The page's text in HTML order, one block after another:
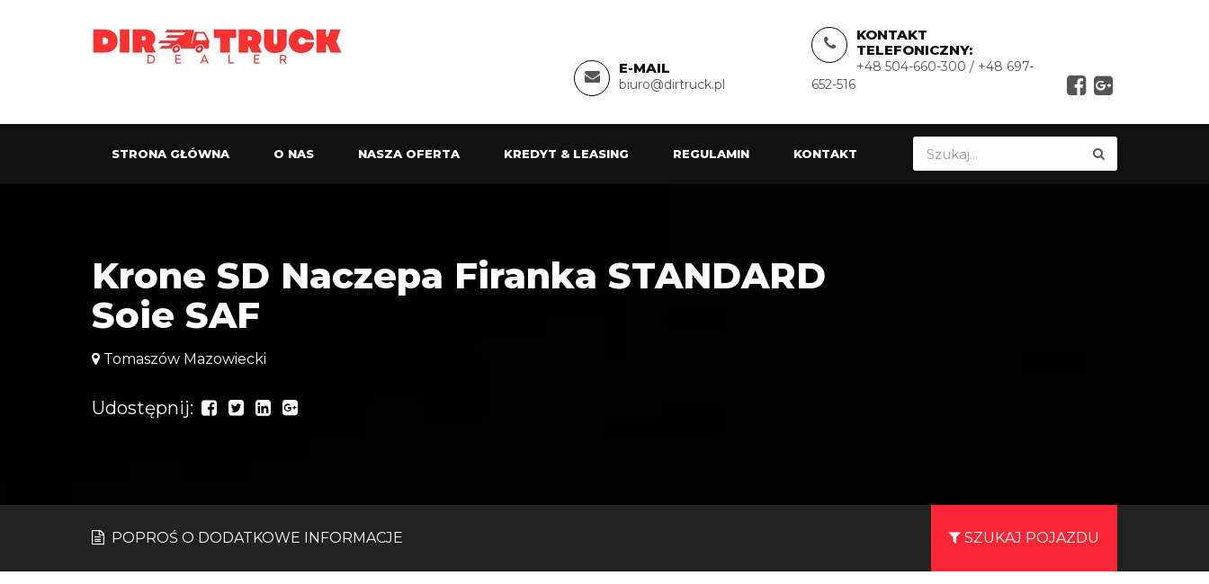
E-MAIL
biuro@dirtruck.pl
KONTAKT
TELEFONICZNY:
+48 504-660-300 / +48 697-
652-516
STRONA GŁÓWNA O NAS NASZA OFERTA KREDYT & LEASING REGULAMIN KONTAKT
Krone SD Naczepa Firanka STANDARD
Soie SAF
Tomaszów Mazowiecki
Udostępnij:
SZUKAJ POJAZDU
POPROŚ O DODATKOWE INFORMACJE